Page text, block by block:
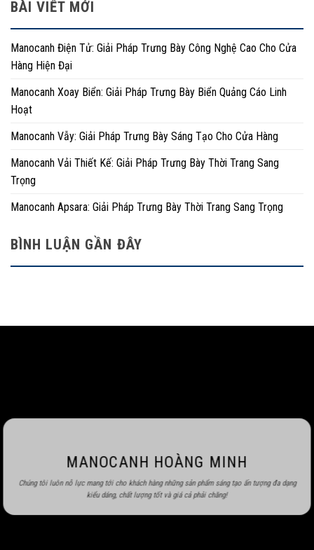
BÀI VIẾT MỚI
Manocanh Điện Tử: Giải Pháp Trưng Bày Công Nghệ Cao Cho Cửa
Hàng Hiện Đại
Manocanh Xoay Biển: Giải Pháp Trưng Bày Biển Quảng Cáo Linh
Hoạt
Manocanh Vẫy: Giải Pháp Trưng Bày Sáng Tạo Cho Cửa Hàng
Manocanh Vải Thiết Kế: Giải Pháp Trưng Bày Thời Trang Sang
Trọng
Manocanh Apsara: Giải Pháp Trưng Bày Thời Trang Sang Trọng
BÌNH LUẬN GẦN ĐÂY
MANOCANH HOÀNG MINH
Chúng tôi luôn nỗ lực mang tới cho khách hàng những sản phẩm sáng tạo ấn tượng đa dạng
kiểu dáng, chất lượng tốt và giá cả phải chăng!